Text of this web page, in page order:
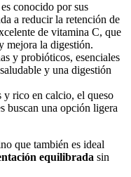
conocido por sus
a reducir la retención de
de vitamina C, que
mejora la digestión.
y probióticos, esenciales
y una digestión
y rico en calcio, el queso
buscan una opción ligera
que también es ideal
equilibrada sin